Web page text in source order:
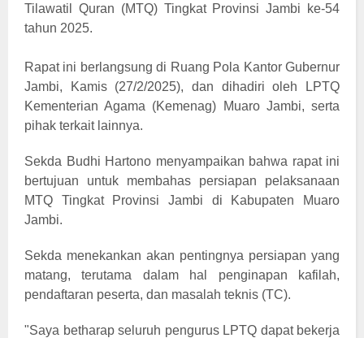
Tilawatil Quran (MTQ) Tingkat Provinsi Jambi ke-54
tahun 2025.
Rapat ini berlangsung di Ruang Pola Kantor Gubernur
Jambi, Kamis (27/2/2025), dan dihadiri oleh LPTQ
Kementerian Agama (Kemenag) Muaro Jambi, serta
pihak terkait lainnya.
Sekda Budhi Hartono menyampaikan bahwa rapat ini
bertujuan untuk membahas persiapan pelaksanaan
MTQ Tingkat Provinsi Jambi di Kabupaten Muaro
Jambi.
Sekda menekankan akan pentingnya persiapan yang
matang, terutama dalam hal penginapan kafilah,
pendaftaran peserta, dan masalah teknis (TC).
"Saya betharap seluruh pengurus LPTQ dapat bekerja